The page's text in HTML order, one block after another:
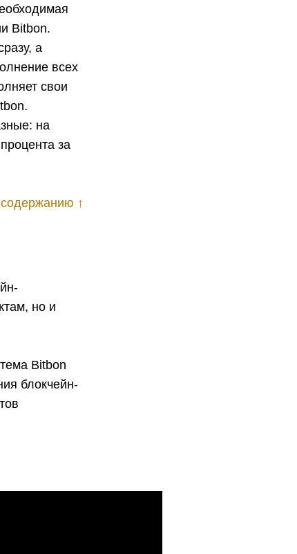
Bitbon.
а
всех
свои
на
за
↑
но и
Bitbon
блокчейн-